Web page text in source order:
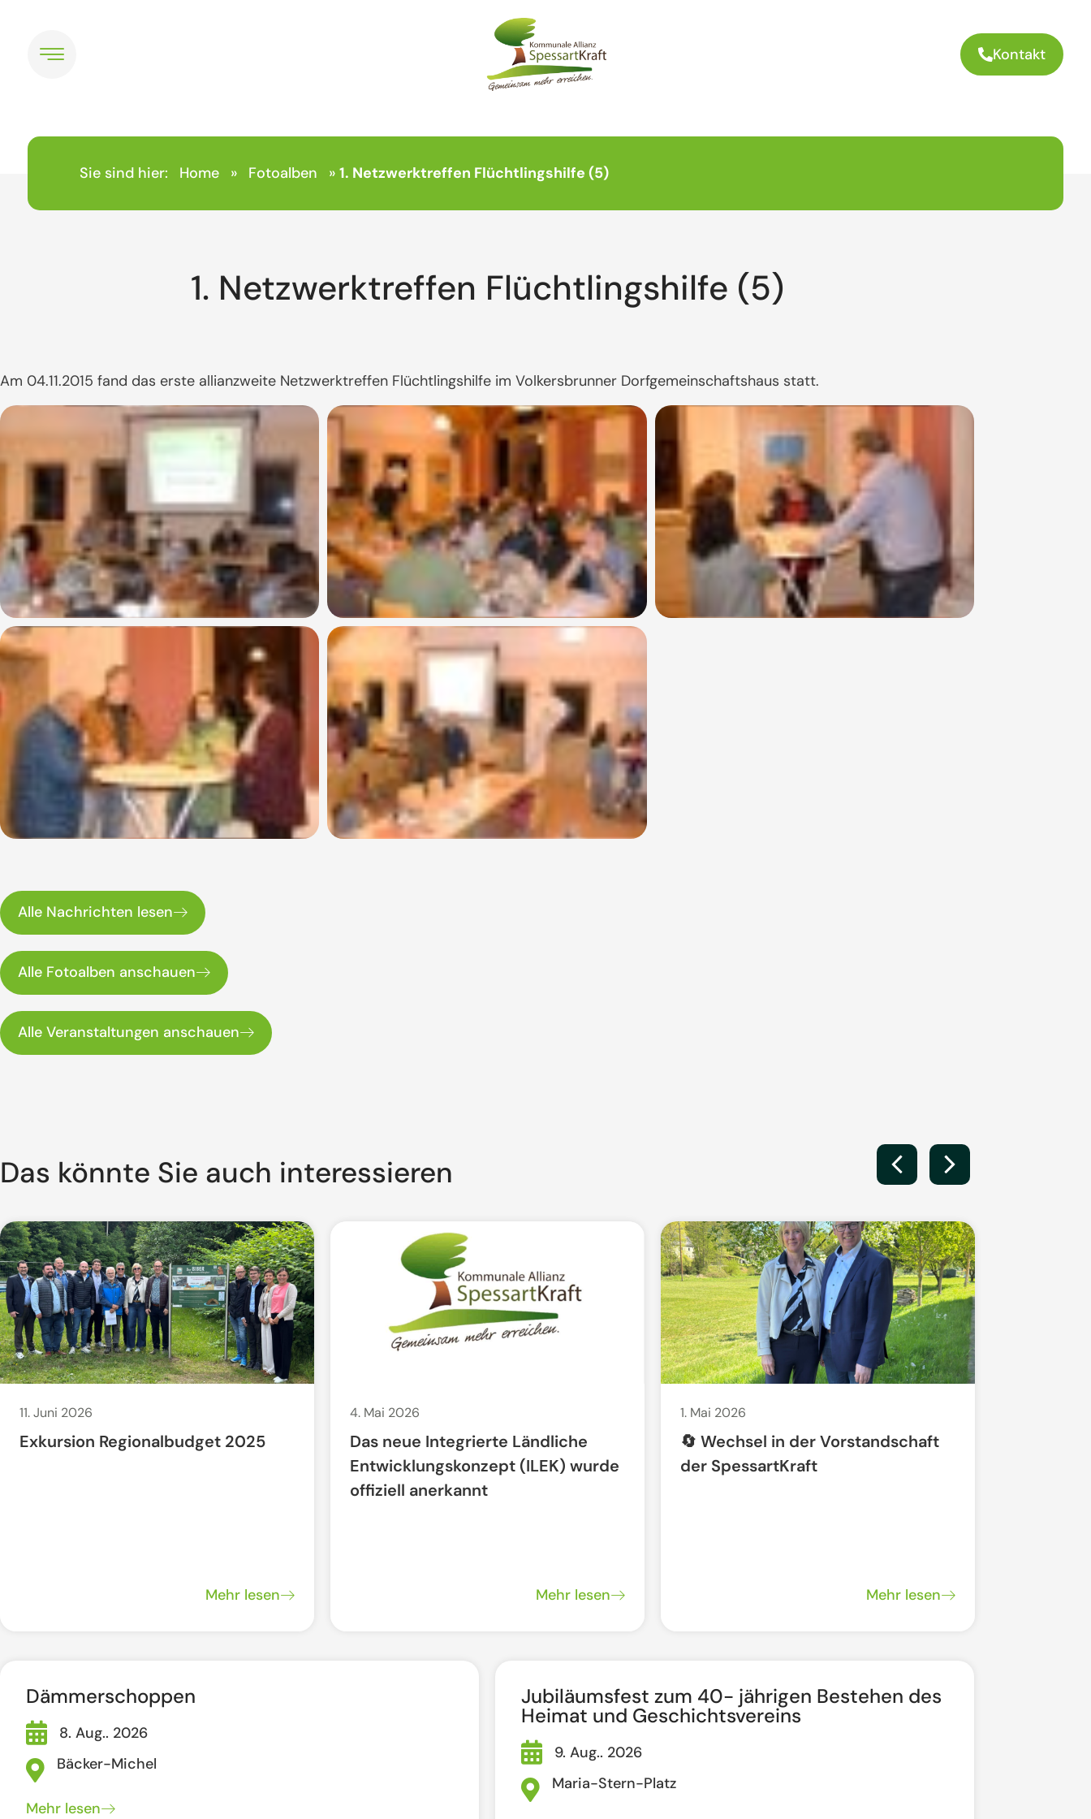
Kontakt
Sie sind hier: Home » Fotoalben » 1. Netzwerktreffen Flüchtlingshilfe (5)
1. Netzwerktreffen Flüchtlingshilfe (5)
Am 04.11.2015 fand das erste allianzweite Netzwerktreffen Flüchtlingshilfe im Volkersbrunner Dorfgemeinschaftshaus statt.
Alle Nachrichten lesen
Alle Fotoalben anschauen
Alle Veranstaltungen anschauen
Das könnte Sie auch interessieren
11. Juni 2026
Exkursion Regionalbudget 2025
Mehr lesen
4. Mai 2026
Das neue Integrierte Ländliche
Entwicklungskonzept (ILEK) wurde
offiziell anerkannt
Mehr lesen
1. Mai 2026
🔄 Wechsel in der Vorstandschaft
der SpessartKraft
Mehr lesen
Dämmerschoppen
8. Aug.. 2026
Bäcker-Michel
Mehr lesen
Jubiläumsfest zum 40- jährigen Bestehen des
Heimat und Geschichtsvereins
9. Aug.. 2026
Maria-Stern-Platz